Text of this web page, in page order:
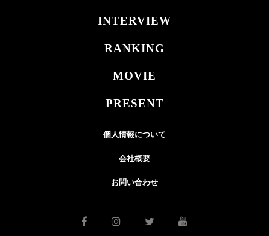
INTERVIEW
RANKING
MOVIE
PRESENT
個人情報について
会社概要
お問い合わせ